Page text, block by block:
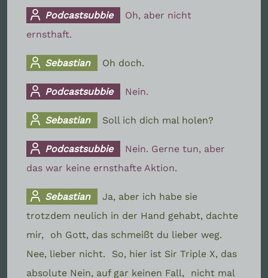
Podcastsubbie
Oh, aber nicht
ernsthaft.
Sebastian Oh doch.
Podcastsubbie Nein.
Sebastian Soll ich dich mal holen?
Podcastsubbie
Nein. Gerne tun, aber
das war keine ernsthafte Aktion.
Sebastian
Ja, aber ich habe sie
trotzdem neulich in der Hand gehabt, dachte
mir,
oh Gott, das schmeißt du lieber weg.
Nee, lieber nicht.
So, hier ist Sir Triple X, das
absolute Nein, auf gar keinen Fall,
nicht mal